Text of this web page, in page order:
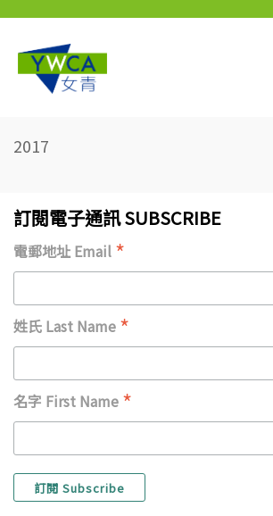
2017
訂閱電子通訊 SUBSCRIBE
電郵地址 Email *
姓氏 Last Name *
名字 First Name *